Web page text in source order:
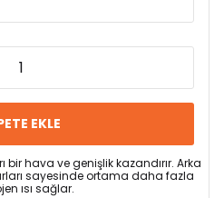
EKLE
bir hava ve genişlik kazandırır. Arka
sayesinde ortama daha fazla
ısı sağlar.